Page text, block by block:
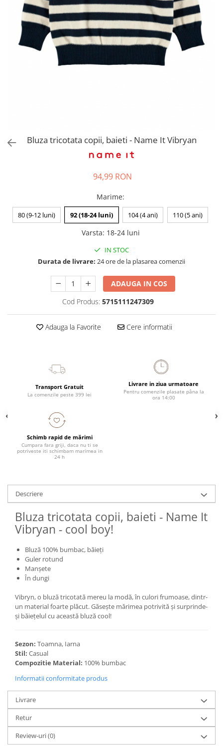
Pantaloni scurți pentru gravide
Lenjerie
Chiloti Gravide
Sutiene / Bustiere / Maiouri
Bluza tricotata copii, baieti - Name It Vibryan
94,99 RON
Marime:
80 (9-12 luni) 92 (18-24 luni) 104 (4 ani) 110 (5 ani)
Varsta: 18-24 luni
IN STOC
Durata de livrare: 24 ore de la plasarea comenzii
ADAUGA IN COS
Cod Produs: 5715111247309
Adauga la Favorite Cere informatii
Transport Gratuit
La comenzile peste 399 lei
Livrare in ziua urmatoare
Pentru comenzile plasate pâna la
ora 14:00
Schimb rapid de mărimi
Cumpara fara griji, daca nu ti se
potriveste iti schimbam marimea in
24 h
Descriere
Bluza tricotata copii, baieti - Name It
Vibryan - cool boy!
Bluză 100% bumbac, băieți
Guler rotund
Manșete
În dungi
Vibryn, o bluză tricotată mereu la modă, în culori frumoase, dintr-
un material foarte plăcut. Găsește mărimea potrivită și surprinde-
și băiețelul cu această bluză cool!
Sezon: Toamna, Iarna
Stil: Casual
Compozitie Material: 100% bumbac
Informatii conformitate produs
Livrare
Retur
Review-uri(0)